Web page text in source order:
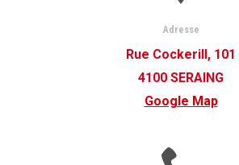
Adresse
Rue Cockerill, 101
4100 SERAING
Google Map